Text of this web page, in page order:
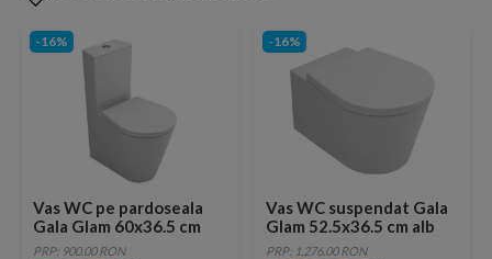
-16%
Vas WC pe pardoseala
Gala Glam 60x36.5 cm
alb lipit de perete
PRP: 900.00 RON
-16%
Vas WC suspendat Gala
Glam 52.5x36.5 cm alb
PRP: 1,276.00 RON